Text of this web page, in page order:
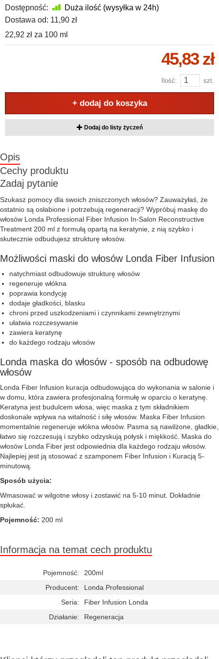
Dostępność:
Duża ilość (wysyłka w 24h)
Dostawa od: 11,90 zł
22,92 zł za 100 ml
45,83 zł
Ilość: szt.
+ dodaj do koszyka
Dodaj do listy życzeń
Opis
Cechy produktu
Zadaj pytanie
Szukasz pomocy dla swoich zniszczonych włosów? Zauważyłaś, że
ostatnio są osłabione i potrzebują regeneracji? Wypróbuj maskę do
włosów Londa Professional Fiber Infusion In-Salon Reconstructive
Treatment 200 ml z formułą opartą na keratynie, z nią szybko i
skutecznie odbudujesz strukturę włosów.
Możliwości maski do włosów Londa Fiber Infusion
natychmiast odbudowuje strukturę włosów
regeneruje włókna
poprawia kondycję
dodaje gładkości, blasku
chroni przed uszkodzeniami i czynnikami zewnętrznymi
ułatwia rozczesywanie
zawiera keratynę
do każdego rodzaju włosów
Londa maska do włosów - sposób na odbudowę
włosów
Londa Fiber Infusion kuracja odbudowująca do wykonania w salonie i
w domu, która zawiera profesjonalną formułę w oparciu o keratynę.
Keratyna jest budulcem włosa, więc maska z tym składnikiem
doskonale wpływa na witalność i siłę włosów. Maska Fiber Infusion
momentalnie regeneruje włókna włosów. Pasma są nawilżone, gładkie,
łatwo się rozczesują i szybko odzyskują połysk i miękkość. Maska do
włosów Londa Fiber jest odpowiednia dla każdego rodzaju włosów.
Najlepiej jest ją stosować z szamponem Fiber Infusion i Kuracją 5-
minutową.
Sposób użycia:
Wmasować w wilgotne włosy i zostawić na 5-10 minut. Dokładnie
spłukać.
Pojemność: 200 ml
Informacja na temat cech produktu
Pojemność:
200ml
Producent:
Londa Professional
Seria:
Fiber Infusion Londa
Działanie:
Regeneracja